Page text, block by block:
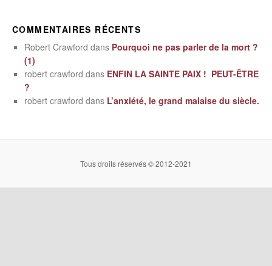
COMMENTAIRES RÉCENTS
Robert Crawford dans Pourquoi ne pas parler de la mort ?
(1)
robert crawford dans ENFIN LA SAINTE PAIX ! PEUT-ÊTRE
?
robert crawford dans L’anxiété, le grand malaise du siècle.
Tous droits réservés © 2012-2021